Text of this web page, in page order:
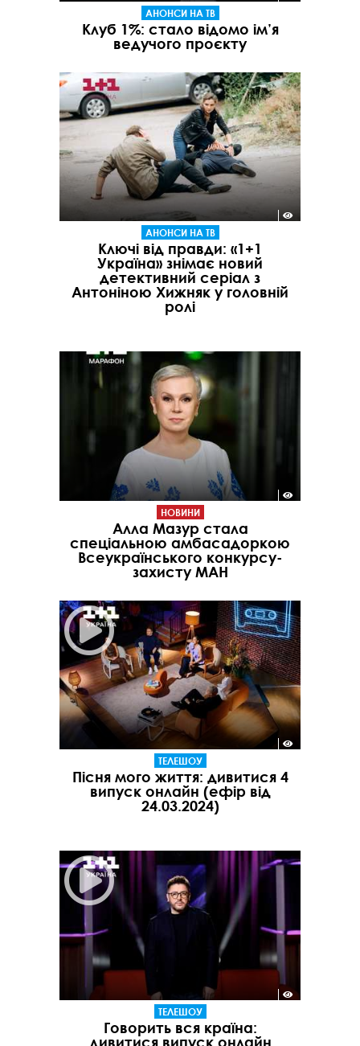
АНОНСИ НА ТВ
Клуб 1%: стало відомо ім’я
ведучого проєкту
АНОНСИ НА ТВ
Ключі від правди: «1+1
Україна» знімає новий
детективний серіал з
Антоніною Хижняк у головній
ролі
НОВИНИ
Алла Мазур стала
спеціальною амбасадоркою
Всеукраїнського конкурсу-
захисту МАН
ТЕЛЕШОУ
Пісня мого життя: дивитися 4
випуск онлайн (ефір від
24.03.2024)
ТЕЛЕШОУ
Говорить вся країна:
дивитися випуск онлайн